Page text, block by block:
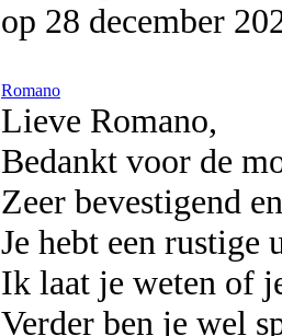
op 28 december
Romano
Lieve Romano,
Bedankt voor de
Zeer bevestigend
Je hebt een
Ik laat je weten of
Verder ben je wel